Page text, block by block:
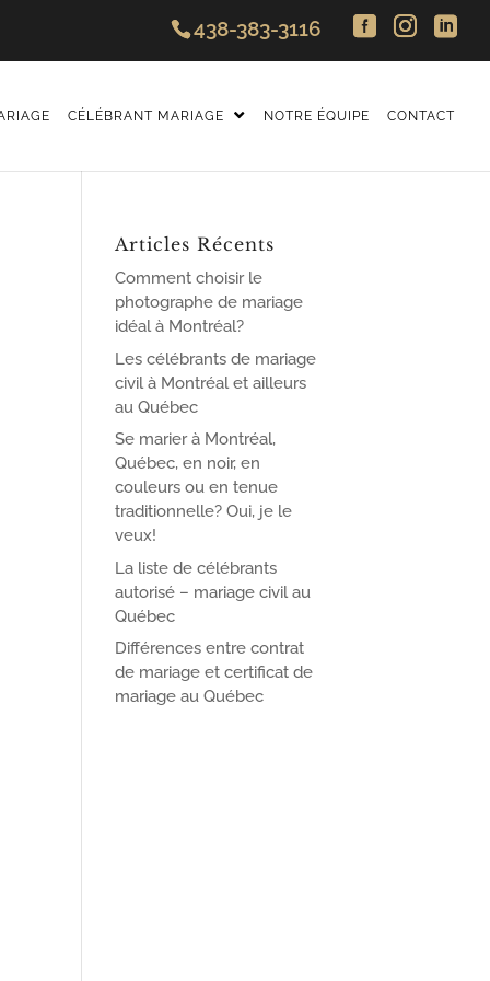
438-383-3116
CÉLÉBRANT MARIAGE NOTRE ÉQUIPE CONTACT
Articles Récents
Comment choisir le
photographe de mariage
idéal à Montréal?
Les célébrants de mariage
civil à Montréal et ailleurs
au Québec
Se marier à Montréal,
Québec, en noir, en
couleurs ou en tenue
traditionnelle? Oui, je le
veux!
La liste de célébrants
autorisé – mariage civil au
Québec
Différences entre contrat
de mariage et certificat de
mariage au Québec